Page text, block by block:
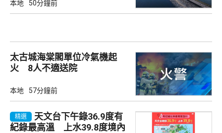
本地 50分鐘前
太古城海棠閣單位冷氣機起
火 8人不適送院
本地 57分鐘前
精選
天文台下午錄36.9度有
紀錄最高溫 上水39.8度境內